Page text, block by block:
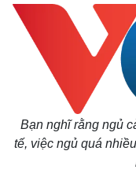
Bạn nghĩ rằng ngủ
tế, việc ngủ quá